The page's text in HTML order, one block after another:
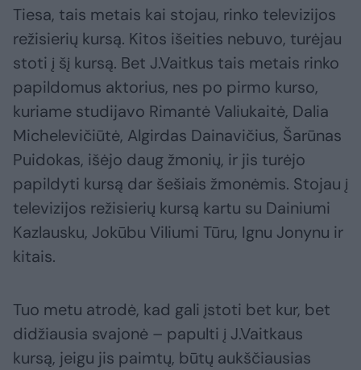
Tiesa, tais metais kai stojau, rinko televizijos
režisierių kursą. Kitos išeities nebuvo, turėjau
stoti į šį kursą. Bet J.Vaitkus tais metais rinko
papildomus aktorius, nes po pirmo kurso,
kuriame studijavo Rimantė Valiukaitė, Dalia
Michelevičiūtė, Algirdas Dainavičius, Šarūnas
Puidokas, išėjo daug žmonių, ir jis turėjo
papildyti kursą dar šešiais žmonėmis. Stojau į
televizijos režisierių kursą kartu su Dainiumi
Kazlausku, Jokūbu Viliumi Tūru, Ignu Jonynu ir
kitais.
Tuo metu atrodė, kad gali įstoti bet kur, bet
didžiausia svajonė – papulti į J.Vaitkaus
kursą, jeigu jis paimtų, būtų aukščiausias